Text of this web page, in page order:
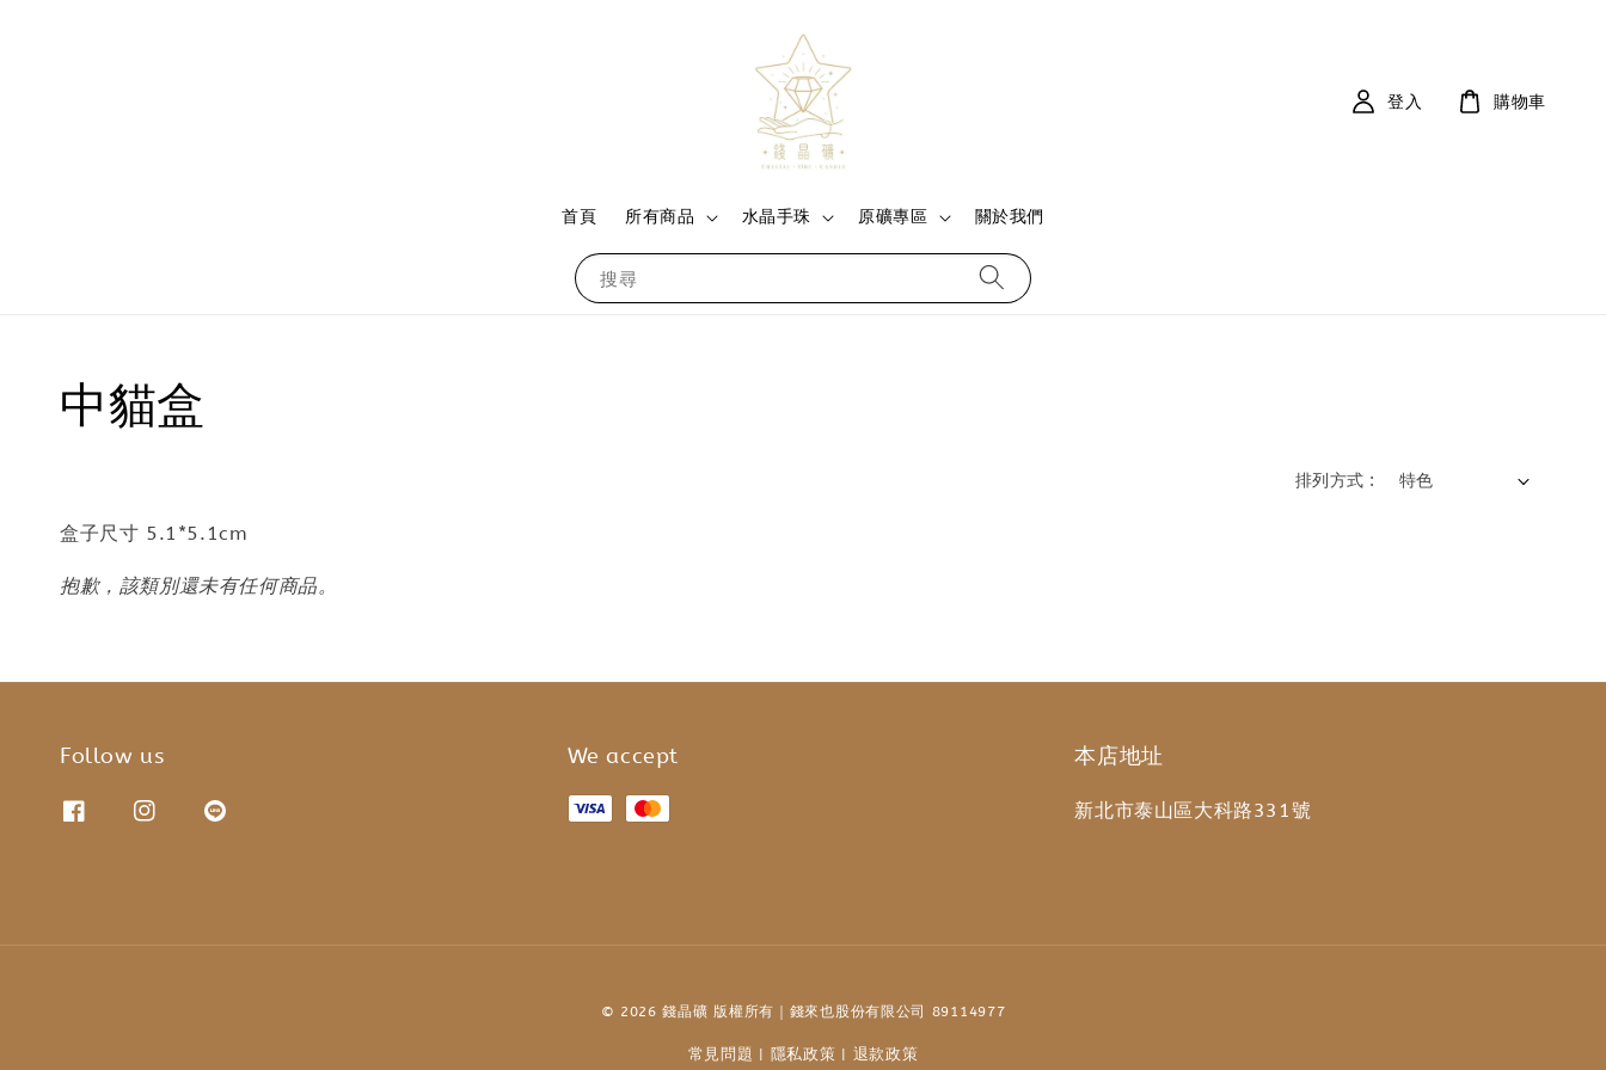
搜尋
首頁 所有商品 水晶手珠 原礦專區 關於我們
登入 購物車
中貓盒
排列方式 :
盒子尺寸 5.1*5.1cm
抱歉，該類別還未有任何商品。
Follow us We accept 本店地址
新北市泰山區大科路331號
© 2026 錢晶礦 版權所有｜錢來也股份有限公司 89114977
常見問題 隱私政策 退款政策